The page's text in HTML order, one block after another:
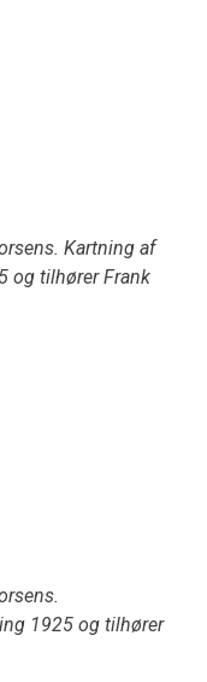
Kartning af
og tilhører Frank
1925 og tilhører